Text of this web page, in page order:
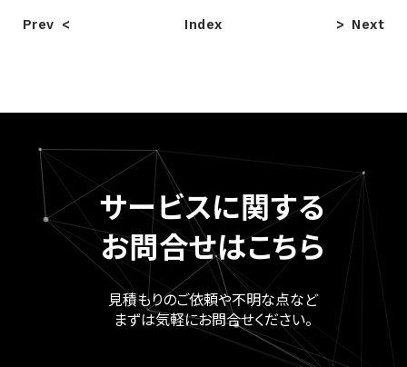
Prev Index Next
サービスに関する
お問合せはこちら
見積もりのご依頼や不明な点など
まずは気軽にお問合せください。